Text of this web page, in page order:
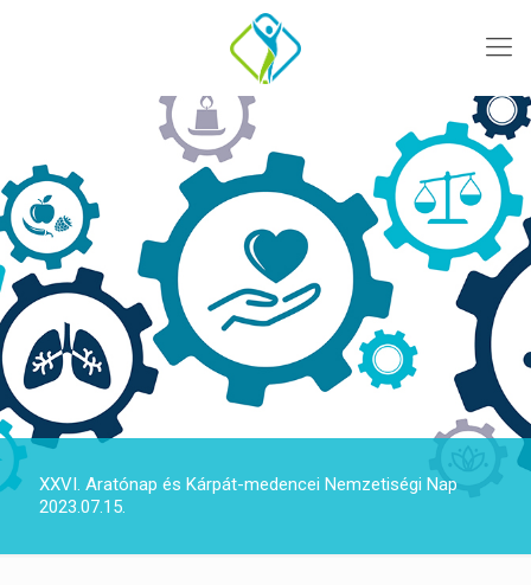
XXVI. Aratónap és Kárpát-medencei Nemzetiségi Nap
2023.07.15.